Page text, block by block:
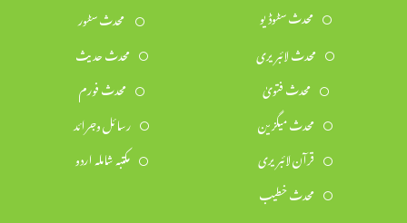
محدث سٹوڈیو
محدث سٹور
محدث لائبریری
محدث حدیث
محدث فتویٰ
محدث فورم
محدث میگزین
رسائل وجرائد
قرآن لائبریری
مکتبہ شاملہ اردو
محدث خطیب